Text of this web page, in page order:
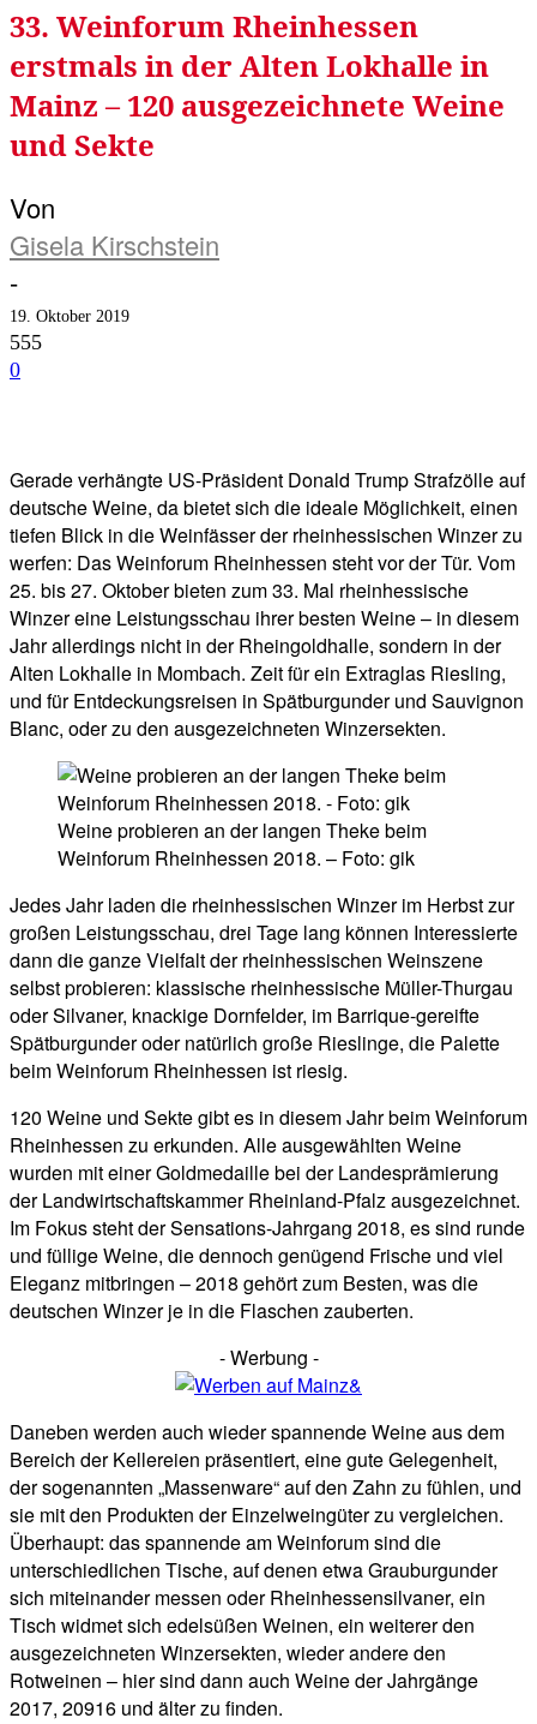
33. Weinforum Rheinhessen
erstmals in der Alten Lokhalle in
Mainz – 120 ausgezeichnete Weine
und Sekte
Von
Gisela Kirschstein
-
19. Oktober 2019
555
0
Gerade verhängte US-Präsident Donald Trump Strafzölle auf
deutsche Weine, da bietet sich die ideale Möglichkeit, einen
tiefen Blick in die Weinfässer der rheinhessischen Winzer zu
werfen: Das Weinforum Rheinhessen steht vor der Tür. Vom
25. bis 27. Oktober bieten zum 33. Mal rheinhessische
Winzer eine Leistungsschau ihrer besten Weine – in diesem
Jahr allerdings nicht in der Rheingoldhalle, sondern in der
Alten Lokhalle in Mombach. Zeit für ein Extraglas Riesling,
und für Entdeckungsreisen in Spätburgunder und Sauvignon
Blanc, oder zu den ausgezeichneten Winzersekten.
Weine probieren an der langen Theke beim
Weinforum Rheinhessen 2018. – Foto: gik
Jedes Jahr laden die rheinhessischen Winzer im Herbst zur
großen Leistungsschau, drei Tage lang können Interessierte
dann die ganze Vielfalt der rheinhessischen Weinszene
selbst probieren: klassische rheinhessische Müller-Thurgau
oder Silvaner, knackige Dornfelder, im Barrique-gereifte
Spätburgunder oder natürlich große Rieslinge, die Palette
beim Weinforum Rheinhessen ist riesig.
120 Weine und Sekte gibt es in diesem Jahr beim Weinforum
Rheinhessen zu erkunden. Alle ausgewählten Weine
wurden mit einer Goldmedaille bei der Landesprämierung
der Landwirtschaftskammer Rheinland-Pfalz ausgezeichnet.
Im Fokus steht der Sensations-Jahrgang 2018, es sind runde
und füllige Weine, die dennoch genügend Frische und viel
Eleganz mitbringen – 2018 gehört zum Besten, was die
deutschen Winzer je in die Flaschen zauberten.
- Werbung -
Daneben werden auch wieder spannende Weine aus dem
Bereich der Kellereien präsentiert, eine gute Gelegenheit,
der sogenannten „Massenware“ auf den Zahn zu fühlen, und
sie mit den Produkten der Einzelweingüter zu vergleichen.
Überhaupt: das spannende am Weinforum sind die
unterschiedlichen Tische, auf denen etwa Grauburgunder
sich miteinander messen oder Rheinhessensilvaner, ein
Tisch widmet sich edelsüßen Weinen, ein weiterer den
ausgezeichneten Winzersekten, wieder andere den
Rotweinen – hier sind dann auch Weine der Jahrgänge
2017, 20916 und älter zu finden.